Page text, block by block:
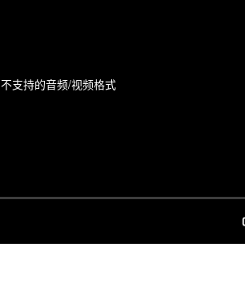
不支持的音频/视频格式